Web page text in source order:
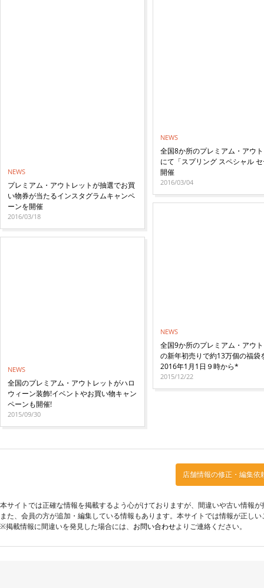
NEWS
プレミアム・アウトレットが抽選でお買
い物券が当たるインスタグラムキャンペ
ーンを開催
2016/03/18
NEWS
全国8か所のプレミアム・アウ
にて「スプリング スペシャル
開催
2016/03/04
NEWS
全国9か所のプレミアム・アウ
の新年初売りで約13万個の福袋
2016年1月1日９時から*
2015/12/22
NEWS
全国のプレミアム・アウトレットがハロ
ウィーン装飾!イベントやお買い物キャン
ペーンも開催!
2015/09/30
店舗情報の修正・編集依
本サイトでは正確な情報を掲載するよう心がけておりますが、間違いや古い情報
また、会員の方が追加・編集している情報もあります。本サイトでは情報が正し
※掲載情報に間違いを発見した場合には、 お問い合わせよりご連絡ください。